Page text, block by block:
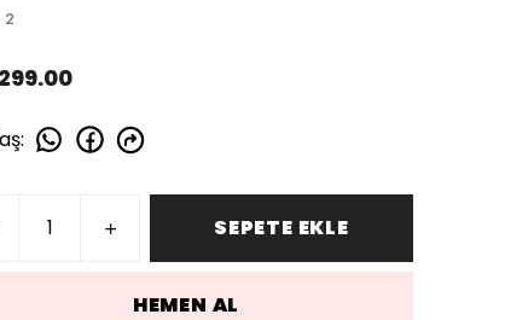
2
:
SEPETE EKLE
HEMEN AL